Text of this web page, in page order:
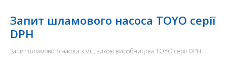
Запит шламового насоса TOYO серії
DPH
Запит шламового насоса з мішалкою виробництва TOYO серії DPH